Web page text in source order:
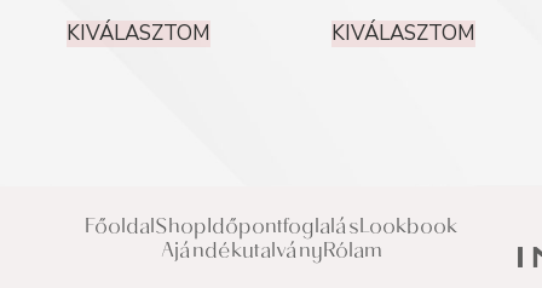
KIVÁLASZTOM KIVÁLASZTOM
FőoldalShopIdőpontfoglalásLookbook
AjándékutalványRólam